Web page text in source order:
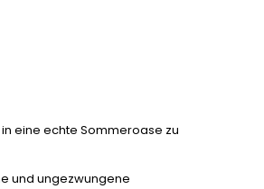
eine echte Sommeroase zu
und ungezwungene